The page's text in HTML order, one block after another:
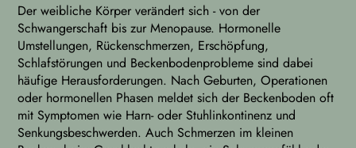
Der weibliche Körper verändert sich - von der
Schwangerschaft bis zur Menopause. Hormonelle
Umstellungen, Rückenschmerzen, Erschöpfung,
Schlafstörungen und Beckenbodenprobleme sind dabei
häufige Herausforderungen. Nach Geburten, Operationen
oder hormonellen Phasen meldet sich der Beckenboden oft
mit Symptomen wie Harn- oder Stuhlinkontinenz und
Senkungsbeschwerden. Auch Schmerzen im kleinen